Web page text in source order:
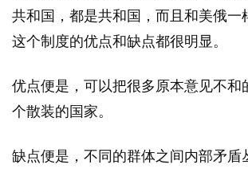
共和国，都是共和国，而且和美俄一
这个制度的优点和缺点都很明显。
优点便是，可以把很多原本意见不和
个散装的国家。
缺点便是，不同的群体之间内部矛盾